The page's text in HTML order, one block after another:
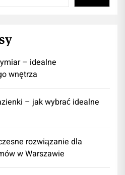
– idealne
wnętrza
– jak wybrać idealne
rozwiązanie dla
w Warszawie